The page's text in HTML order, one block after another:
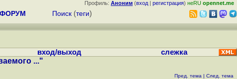
Профиль: Аноним (вход | регистрация) неRU opennet.me
ФОРУМ Поиск (теги)
вход/выход слежка
..."
Пред. тема | След. тема